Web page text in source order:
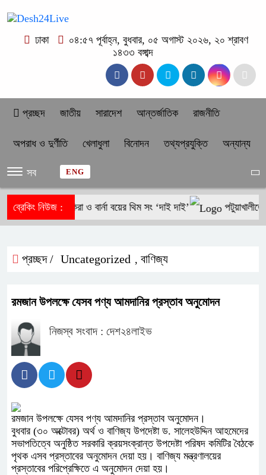
ঢাকা
০৪:৫৭ পূর্বাহ্ন, বুধবার, ০৫ অগাস্ট ২০২৬, ২০ শ্রাবণ
১৪৩৩ বঙ্গাব্দ
প্রচ্ছদ জাতীয় সারাদেশ আন্তর্জাতিক রাজনীতি
অপরাধ ও দুর্ণীতি খেলাধুলা বিনোদন তথ্যপ্রযুক্তি অন্যান্য
সব ENG
ব্রেকিং নিউজ :
রেখে শাকিরা ও বার্না বয়ের থিম সং ‘দাই দাই’ পটুয়াখালীতে
প্রচ্ছদ / Uncategorized , বাণিজ্য
রমজান উপলক্ষে যেসব পণ্য আমদানির প্রস্তাব অনুমোদন
নিজস্ব সংবাদ : দেশ২৪লাইভ
রমজান উপলক্ষে যেসব পণ্য আমদানির প্রস্তাব অনুমোদন।
বুধবার (৩০ অক্টোবর) অর্থ ও বাণিজ্য উপদেষ্টা ড. সালেহউদ্দিন আহমেদের
সভাপতিত্বে অনুষ্ঠিত সরকারি ক্রয়সংক্রান্ত উপদেষ্টা পরিষদ কমিটির বৈঠকে
পৃথক এসব প্রস্তাবের অনুমোদন দেয়া হয়। বাণিজ্য মন্ত্রণালয়ের
প্রস্তাবের পরিপ্রেক্ষিতে এ অনুমোদন দেয়া হয়।